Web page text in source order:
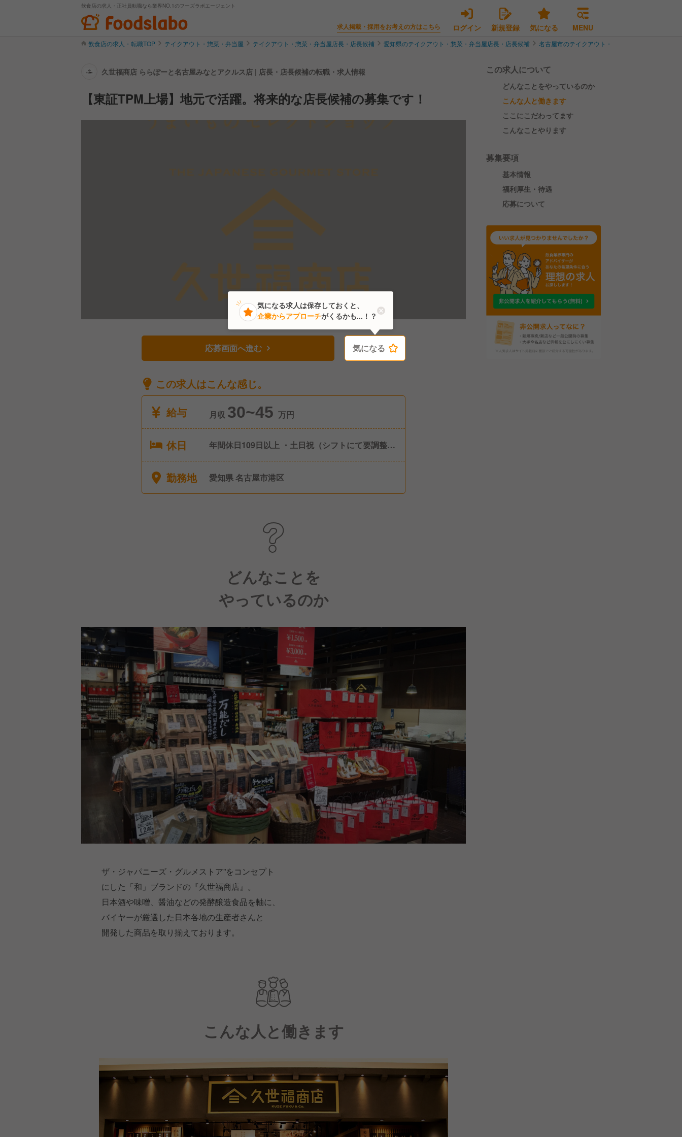
飲食店の求人・正社員転職なら業界NO.1のフーズラボエージェント
求人掲載・採用をお考えの方はこちら ログイン 新規登録 気になる MENU
飲食店の求人・転職TOP テイクアウト・惣菜・弁当屋 テイクアウト・惣菜・弁当屋店長・店長候補 愛知県のテイクアウト・惣菜・弁当屋店長・店長候補 名古屋市のテイクアウト・惣菜・弁当屋店長・店長
久世福商店 ららぽーと名古屋みなとアクルス店 | 店長・店長候補の転職・求人情報
【東証TPM上場】地元で活躍。将来的な店長候補の募集です！
応募画面へ進む 気になる
この求人はこんな感じ。
給与
月収 30~45 万円
休日
年間休日109日以上 ・土日祝（シフトにて要調整）
レッシュ休暇 ほか
勤務地 愛知県 名古屋市港区
どんなことを
やっているのか
ザ・ジャパニーズ・グルメストア”をコンセプト
にした「和」ブランドの『久世福商店』。
日本酒や味噌、醤油などの発酵醸造食品を軸に、
バイヤーが厳選した日本各地の生産者さんと
開発した商品を取り揃えております。
こんな人と働きます
この求人について
どんなことをやっているのか
こんな人と働きます
ここにこだわってます
こんなことやります
募集要項
基本情報
福利厚生・待遇
応募について
気になる
気になる求人は保存しておくと、
企業からアプローチがくるかも...！？